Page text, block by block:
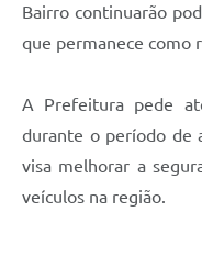
Bairro continuarão
que permanece como
A Prefeitura pede
durante o período de
visa melhorar a
veículos na região.